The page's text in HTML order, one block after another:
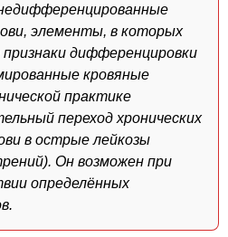
элементы, в которых
дифференцировки
кровяные
практике
переход хронических
в острые лейкозы
Он возможен при
определённых